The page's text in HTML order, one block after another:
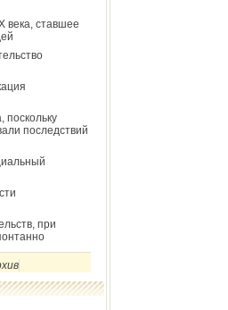
века, ставшее
поскольку
последствий
при